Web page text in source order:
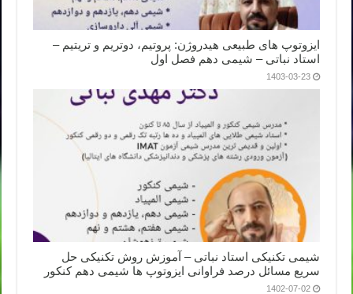
ایزوتوپ های طبیعی هیدروژن: پروتیم، دوتریم و تریتیم –
استاد نباتی – شیمی دهم فصل اول
1403-03-23
شیمی تکنیکی استاد نباتی – آموزش روش تکنیکی حل
سریع مسائل درصد فراوانی ایزوتوپ ها شیمی دهم کنکور
1402-07-02